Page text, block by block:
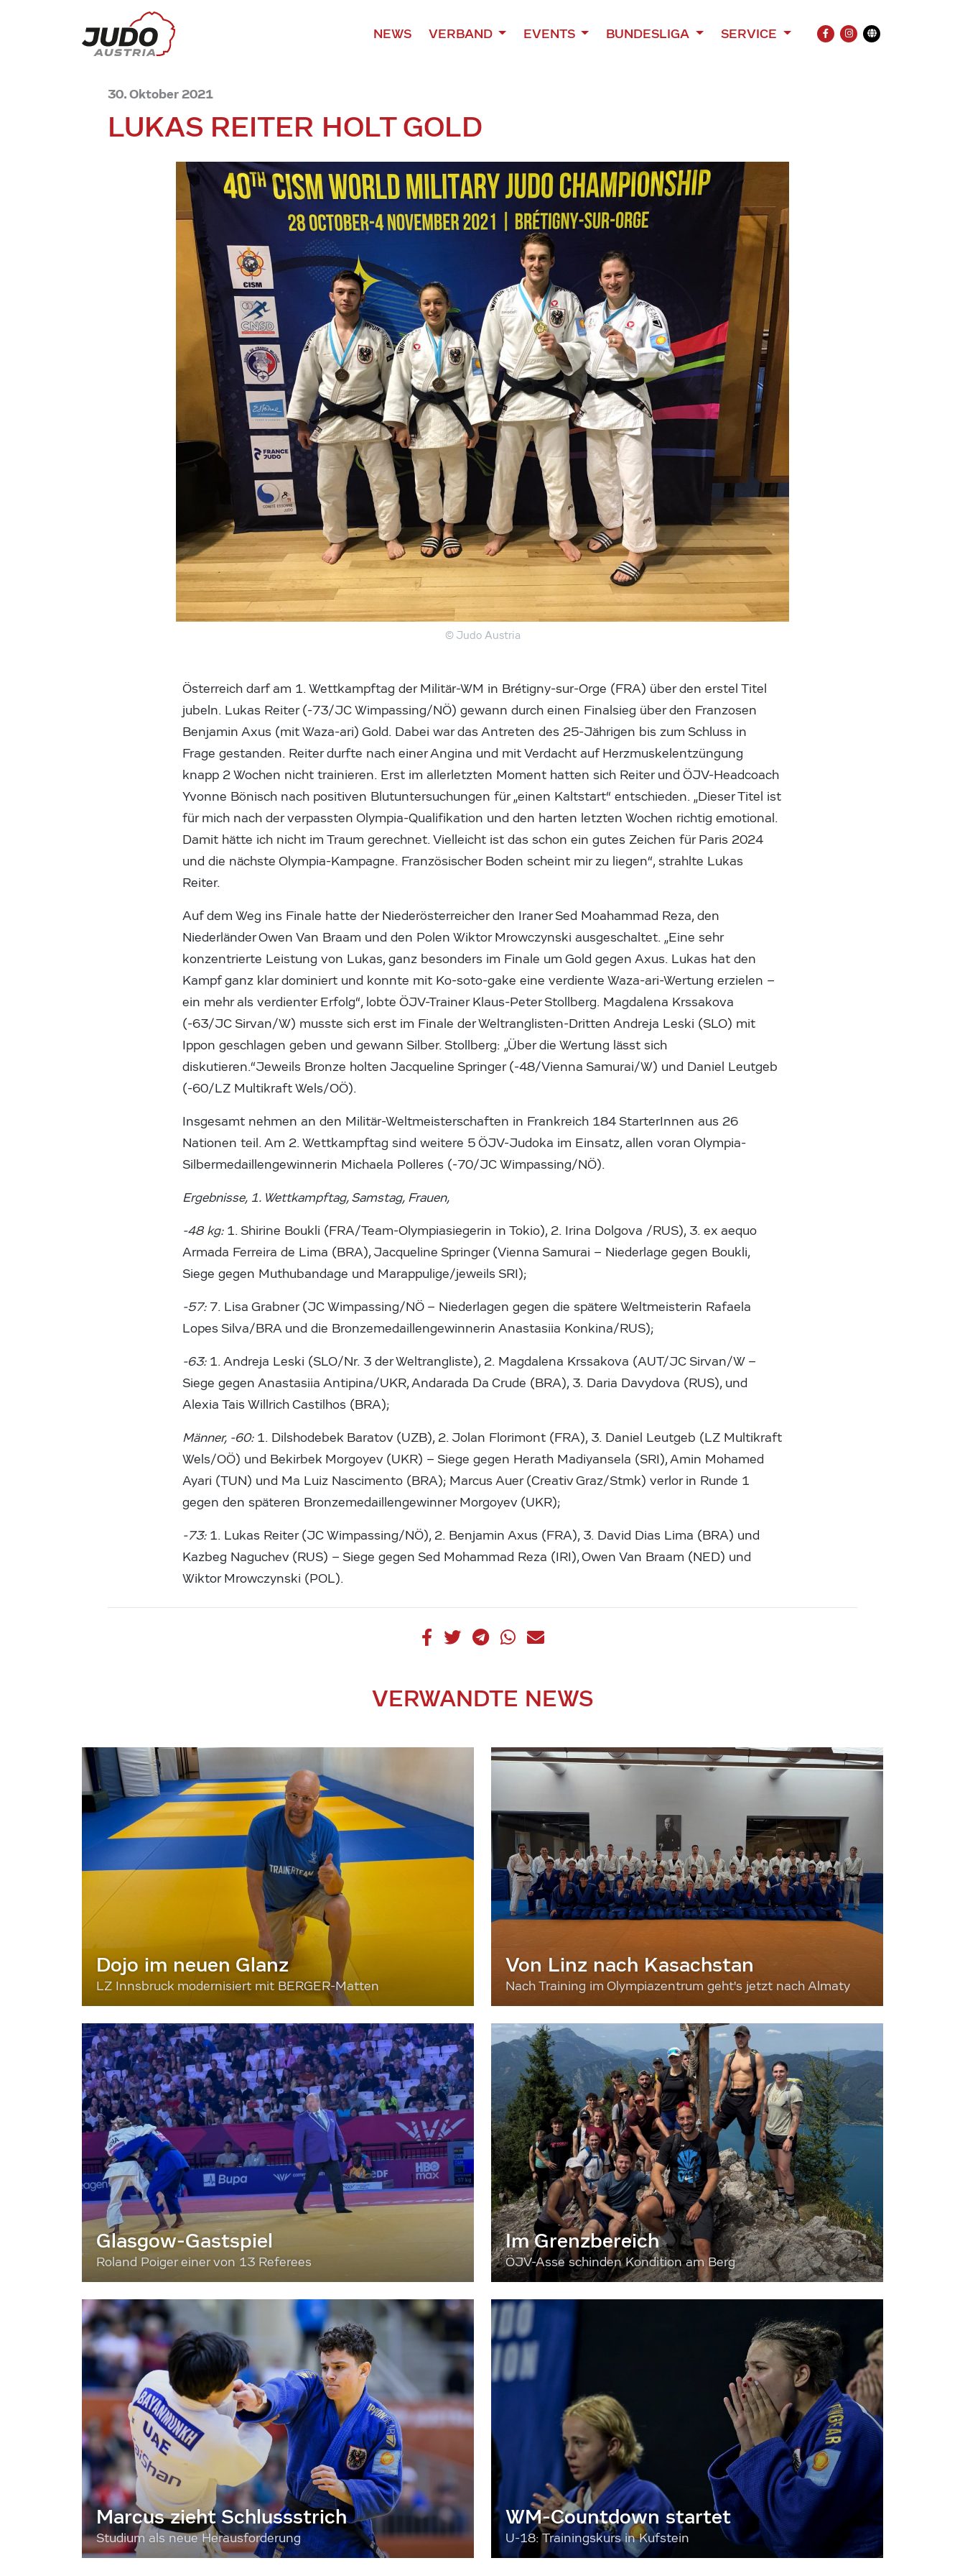
NEWS VERBAND EVENTS BUNDESLIGA SERVICE
FACEBOOK
INSTAGRAM
Übersetzung
30. Oktober 2021
LUKAS REITER HOLT GOLD
© Judo Austria
Österreich darf am 1. Wettkampftag der Militär-WM in Brétigny-sur-Orge (FRA) über den erstel Titel
jubeln. Lukas Reiter (-73/JC Wimpassing/NÖ) gewann durch einen Finalsieg über den Franzosen
Benjamin Axus (mit Waza-ari) Gold. Dabei war das Antreten des 25-Jährigen bis zum Schluss in
Frage gestanden. Reiter durfte nach einer Angina und mit Verdacht auf Herzmuskelentzüngung
knapp 2 Wochen nicht trainieren. Erst im allerletzten Moment hatten sich Reiter und ÖJV-Headcoach
Yvonne Bönisch nach positiven Blutuntersuchungen für „einen Kaltstart“ entschieden. „Dieser Titel ist
für mich nach der verpassten Olympia-Qualifikation und den harten letzten Wochen richtig emotional.
Damit hätte ich nicht im Traum gerechnet. Vielleicht ist das schon ein gutes Zeichen für Paris 2024
und die nächste Olympia-Kampagne. Französischer Boden scheint mir zu liegen“, strahlte Lukas
Reiter.
Auf dem Weg ins Finale hatte der Niederösterreicher den Iraner Sed Moahammad Reza, den
Niederländer Owen Van Braam und den Polen Wiktor Mrowczynski ausgeschaltet. „Eine sehr
konzentrierte Leistung von Lukas, ganz besonders im Finale um Gold gegen Axus. Lukas hat den
Kampf ganz klar dominiert und konnte mit Ko-soto-gake eine verdiente Waza-ari-Wertung erzielen –
ein mehr als verdienter Erfolg“, lobte ÖJV-Trainer Klaus-Peter Stollberg. Magdalena Krssakova
(-63/JC Sirvan/W) musste sich erst im Finale der Weltranglisten-Dritten Andreja Leski (SLO) mit
Ippon geschlagen geben und gewann Silber. Stollberg: „Über die Wertung lässt sich
diskutieren.“Jeweils Bronze holten Jacqueline Springer (-48/Vienna Samurai/W) und Daniel Leutgeb
(-60/LZ Multikraft Wels/OÖ).
Insgesamt nehmen an den Militär-Weltmeisterschaften in Frankreich 184 StarterInnen aus 26
Nationen teil. Am 2. Wettkampftag sind weitere 5 ÖJV-Judoka im Einsatz, allen voran Olympia-
Silbermedaillengewinnerin Michaela Polleres (-70/JC Wimpassing/NÖ).
Ergebnisse, 1. Wettkampftag, Samstag, Frauen,
-48 kg:1. Shirine Boukli (FRA/Team-Olympiasiegerin in Tokio), 2. Irina Dolgova /RUS), 3. ex aequo
Armada Ferreira de Lima (BRA), Jacqueline Springer (Vienna Samurai – Niederlage gegen Boukli,
Siege gegen Muthubandage und Marappulige/jeweils SRI);
-57:7. Lisa Grabner (JC Wimpassing/NÖ – Niederlagen gegen die spätere Weltmeisterin Rafaela
Lopes Silva/BRA und die Bronzemedaillengewinnerin Anastasiia Konkina/RUS);
-63:1. Andreja Leski (SLO/Nr. 3 der Weltrangliste), 2. Magdalena Krssakova (AUT/JC Sirvan/W –
Siege gegen Anastasiia Antipina/UKR, Andarada Da Crude (BRA), 3. Daria Davydova (RUS), und
Alexia Tais Willrich Castilhos (BRA);
Männer, -60: 1. Dilshodebek Baratov (UZB), 2. Jolan Florimont (FRA), 3. Daniel Leutgeb (LZ Multikraft
Wels/OÖ) und Bekirbek Morgoyev (UKR) – Siege gegen Herath Madiyansela (SRI), Amin Mohamed
Ayari (TUN) und Ma Luiz Nascimento (BRA); Marcus Auer (Creativ Graz/Stmk) verlor in Runde 1
gegen den späteren Bronzemedaillengewinner Morgoyev (UKR);
-73: 1. Lukas Reiter (JC Wimpassing/NÖ), 2. Benjamin Axus (FRA), 3. David Dias Lima (BRA) und
Kazbeg Naguchev (RUS) – Siege gegen Sed Mohammad Reza (IRI), Owen Van Braam (NED) und
Wiktor Mrowczynski (POL).
VERWANDTE NEWS
Dojo im neuen Glanz
LZ Innsbruck modernisiert mit BERGER-Matten
Von Linz nach Kasachstan
Nach Training im Olympiazentrum geht's jetzt nach Almaty
Glasgow-Gastspiel
Roland Poiger einer von 13 Referees
Im Grenzbereich
ÖJV-Asse schinden Kondition am Berg
Marcus zieht Schlussstrich
Studium als neue Herausforderung
WM-Countdown startet
U-18: Trainingskurs in Kufstein